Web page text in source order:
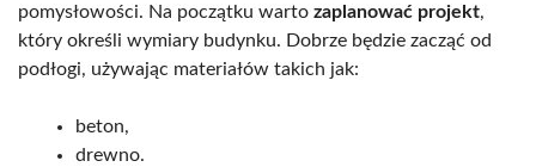
pomysłowości. Na początku warto zaplanować projekt,
który określi wymiary budynku. Dobrze będzie zacząć od
podłogi, używając materiałów takich jak:
beton,
drewno.